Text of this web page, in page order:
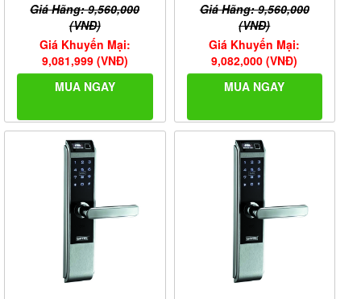
Giá Hãng: 9,560,000
(VNĐ)
Giá Khuyến Mại:
9,081,999 (VNĐ)
MUA NGAY
Giá Hãng: 9,560,000
(VNĐ)
Giá Khuyến Mại:
9,082,000 (VNĐ)
MUA NGAY